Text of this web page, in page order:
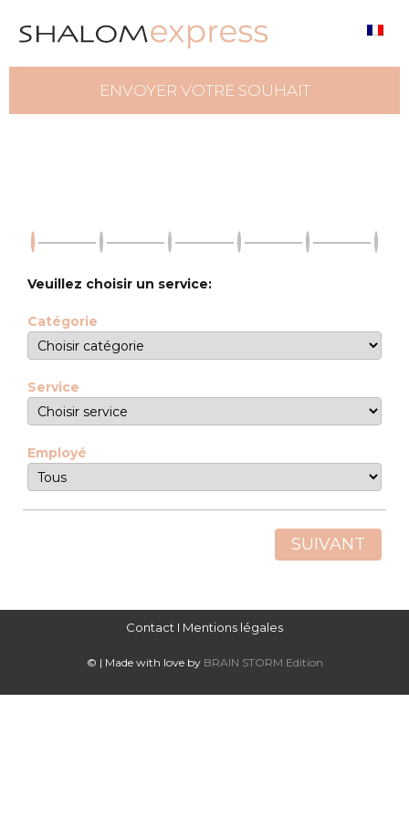
ENVOYER VOTRE SOUHAIT
Veuillez choisir un service:
Catégorie
Service
Employé
SUIVANT
Contact I Mentions légales
© | Made with love by BRAIN STORM Edition